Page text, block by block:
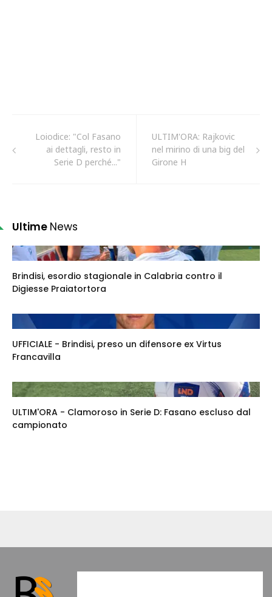
Loiodice: "Col Fasano
ai dettagli, resto in
Serie D perché..."
ULTIM'ORA: Rajkovic
nel mirino di una big del
Girone H
Ultime News
Brindisi, esordio stagionale in Calabria contro il
Digiesse Praiatortora
UFFICIALE - Brindisi, preso un difensore ex Virtus
Francavilla
ULTIM'ORA - Clamoroso in Serie D: Fasano escluso dal
campionato